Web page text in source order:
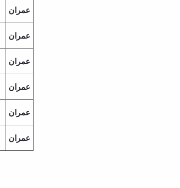
عمران
عمران
عمران
عمران
عمران
عمران